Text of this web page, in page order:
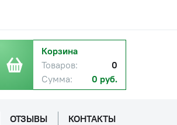
Корзина
Товаров:
0
Сумма:
0 руб.
ОТЗЫВЫ КОНТАКТЫ